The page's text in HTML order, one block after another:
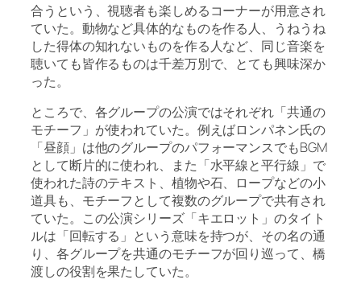
合うという、視聴者も楽しめるコーナーが用意され
ていた。動物など具体的なものを作る人、うねうね
した得体の知れないものを作る人など、同じ音楽を
聴いても皆作るものは千差万別で、とても興味深か
った。
ところで、各グループの公演ではそれぞれ「共通の
モチーフ」が使われていた。例えばロンパネン氏の
「昼顔」は他のグループのパフォーマンスでもBGM
として断片的に使われ、また「水平線と平行線」で
使われた詩のテキスト、植物や石、ロープなどの小
道具も、モチーフとして複数のグループで共有され
ていた。この公演シリーズ「キエロット」のタイト
ルは「回転する」という意味を持つが、その名の通
り、各グループを共通のモチーフが回り巡って、橋
渡しの役割を果たしていた。